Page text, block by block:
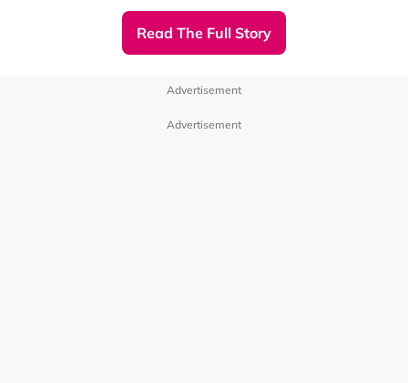
鬼门关：【农历七月三十晚】2026年9月10日（星期四）
晚上11:00（子时）
间相传鬼门开启后，孤魂野鬼会来到人间接受普度，因此农
近日就在Facebook分享，鬼月期间有4个生肖要特别留
Read The Full Story
Advertisement
Advertisement